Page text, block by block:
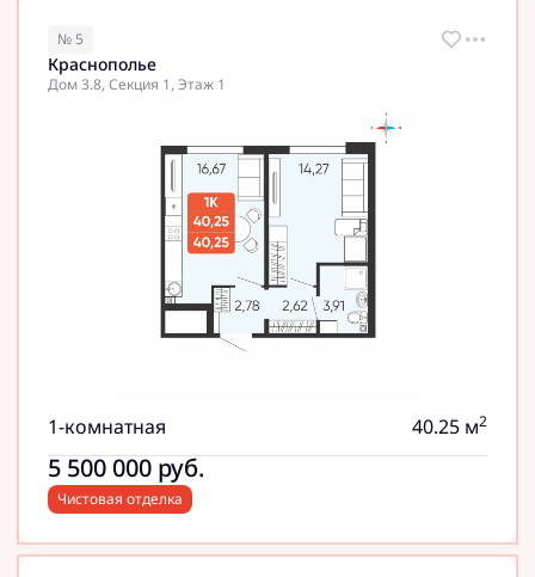
№ 5
Краснополье
Дом 3.8, Секция 1, Этаж 1
1-комнатная 40.25 м2
5 500 000 руб.
Чистовая отделка